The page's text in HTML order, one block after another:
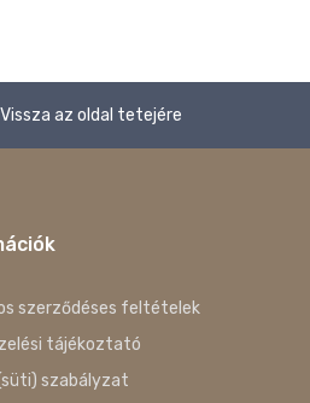
Vissza az oldal tetejére
szerződéses feltételek
tájékoztató
szabályzat